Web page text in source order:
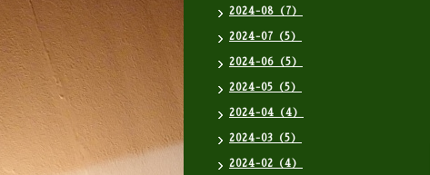
2024-08（7）
2024-07（5）
2024-06（5）
2024-05（5）
2024-04（4）
2024-03（5）
2024-02（4）